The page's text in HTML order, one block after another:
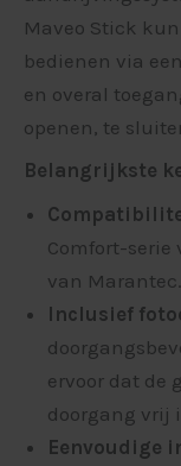
Maveo Stick
bedienen via
en overal
openen, te
Belangrijkste
Comfort-serie
van Marantec.
Inclusief
ervoor dat de
doorgang vrij
Eenvoudige